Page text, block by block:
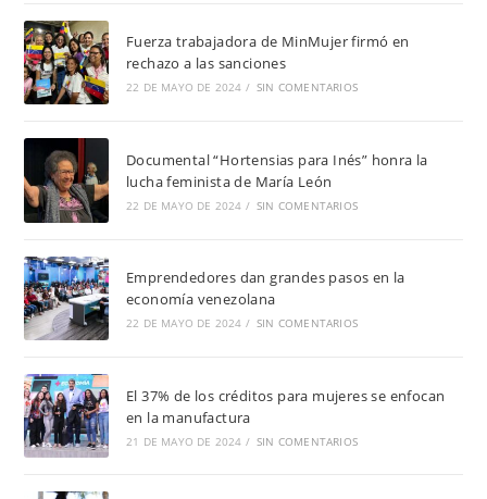
Fuerza trabajadora de MinMujer firmó en
rechazo a las sanciones
22 DE MAYO DE 2024 / SIN COMENTARIOS
Documental “Hortensias para Inés” honra la
lucha feminista de María León
22 DE MAYO DE 2024 / SIN COMENTARIOS
Emprendedores dan grandes pasos en la
economía venezolana
22 DE MAYO DE 2024 / SIN COMENTARIOS
El 37% de los créditos para mujeres se enfocan
en la manufactura
21 DE MAYO DE 2024 / SIN COMENTARIOS